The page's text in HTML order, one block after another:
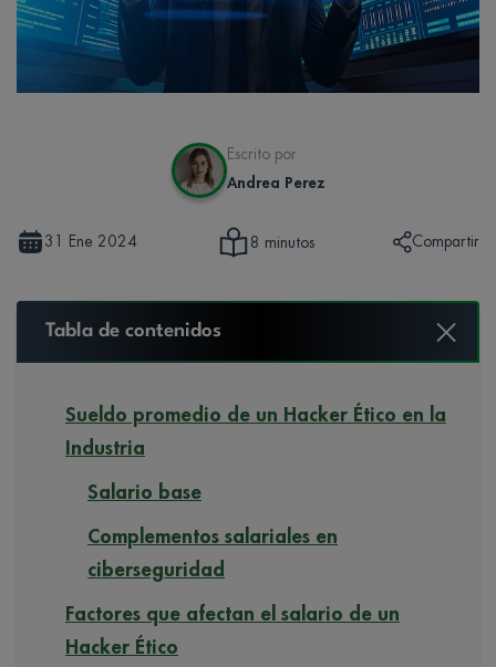
Escrito por
Andrea Perez
31 Ene 2024 8 minutos Compartir
Tabla de contenidos
Sueldo promedio de un Hacker Ético en la
Industria
Salario base
Complementos salariales en
ciberseguridad
Factores que afectan el salario de un
Hacker Ético